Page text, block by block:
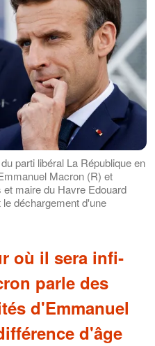
parti libéral La République en
Macron (R) et
maire du Havre Edouard
déchargement d'une
où il sera infi­
parle des
d'Emmanuel
d'âge